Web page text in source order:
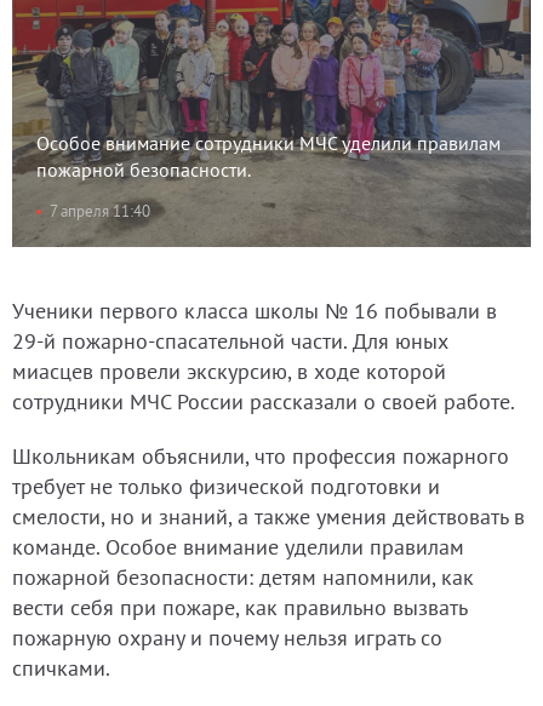
Особое внимание сотрудники МЧС уделили правилам
пожарной безопасности.
7 апреля 11:40
Ученики первого класса школы № 16 побывали в
29-й пожарно-спасательной части. Для юных
миасцев провели экскурсию, в ходе которой
сотрудники МЧС России рассказали о своей работе.
Школьникам объяснили, что профессия пожарного
требует не только физической подготовки и
смелости, но и знаний, а также умения действовать в
команде. Особое внимание уделили правилам
пожарной безопасности: детям напомнили, как
вести себя при пожаре, как правильно вызвать
пожарную охрану и почему нельзя играть со
спичками.